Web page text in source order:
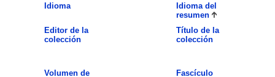
Idioma
Idioma del
resumen
Editor de la
colección
Título de la
colección
Volumen de
Fascículo